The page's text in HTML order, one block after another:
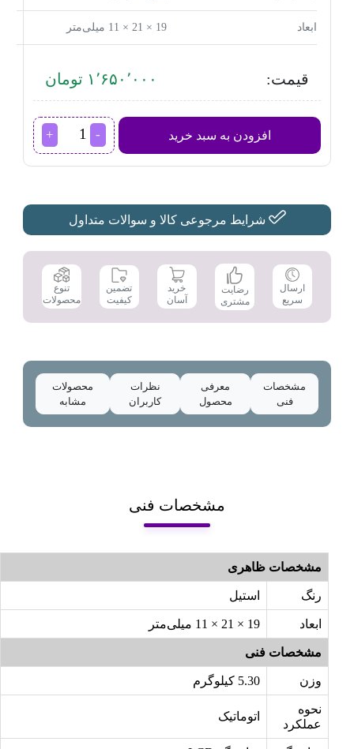
ابعاد 19 × 21 × 11 میلی‌متر
قیمت: ۱٬۶۵۰٬۰۰۰ تومان
افزودن به سبد خرید
ترازوی
آشپزخانه
عدد
شرایط مرجوعی کالا و سوالات متداول
ارسال
سریع
رضایت
مشتری
خرید
آسان
تضمین
کیفیت
تنوع
محصولات
مشخصات
فنی
معرفی
محصول
نظرات
کاربران
محصولات
مشابه
مشخصات فنی
مشخصات ظاهری
رنگ استیل
ابعاد 19 × 21 × 11 میلی‌متر
مشخصات فنی
وزن 5.30 کیلوگرم
نحوه
عملکرد
اتوماتیک